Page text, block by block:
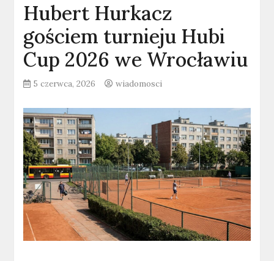
Hubert Hurkacz
gościem turnieju Hubi
Cup 2026 we Wrocławiu
5 czerwca, 2026 wiadomosci